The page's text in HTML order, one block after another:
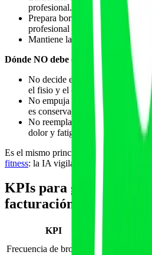
profesional.
Prepara borradores de ajuste y
profesional revisa.
Mantiene la coordinación
Dónde NO debe estar:
No decide el plan ni
el fisio y el coach (human-in-
No empuja a progresar: ante
es conservadora por defecto.
No reemplaza la conversación
dolor y fatiga crónicos.
Es el mismo principio de
supervisión
fitness: la IA vigila y avisa; la persona
KPIs para gestionar el
facturación)
KPI
Frecuencia de brotes
Señal